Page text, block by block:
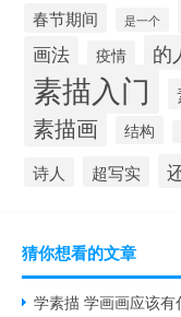
春节期间 是一个
画法 疫情 的
素描入门
素描画 结构
诗人 超写实
猜你想看的文章
学素描 学画画应该有